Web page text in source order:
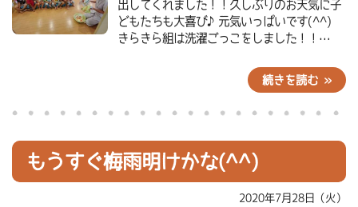
出してくれました！！久しぶりのお天気に子
どもたちも大喜び♪元気いっぱいです(^^)
きらきら組は洗濯ごっこをしました！！…
続きを読む »
もうすぐ梅雨明けかな(^^)
2020年7月28日（火）